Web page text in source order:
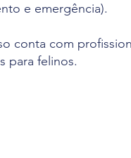
e emergência).
conta com
para felinos.